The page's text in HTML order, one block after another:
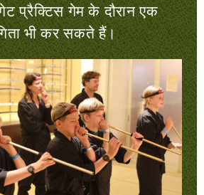
प्रैक्टिस गेम के दौरान एक
भी कर सकते हैं।